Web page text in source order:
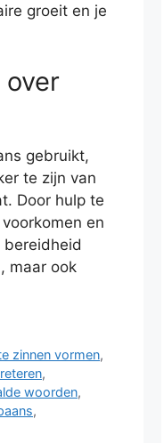
groeit en je
gebruikt,
te zijn van
Door hulp te
en
maar ook
zinnen vormen,
,
woorden,
,